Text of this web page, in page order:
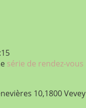
série de rendez-vous
10,1800 Vevey